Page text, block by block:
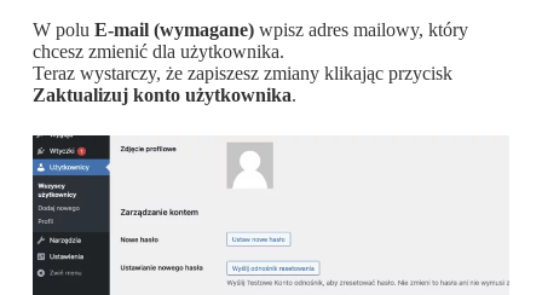
W polu E-mail (wymagane) wpisz adres mailowy, który
chcesz zmienić dla użytkownika.
Teraz wystarczy, że zapiszesz zmiany klikając przycisk
Zaktualizuj konto użytkownika.